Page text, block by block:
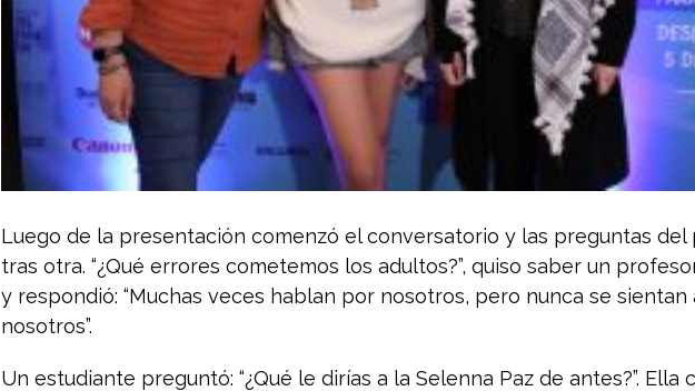
Luego de la presentación comenzó el conversatorio y las preguntas
tras otra. “¿Qué errores cometemos los adultos?”, quiso saber un
y respondió: “Muchas veces hablan por nosotros, pero nunca se sientan
nosotros”.
Un estudiante preguntó: “¿Qué le dirías a la Selenna Paz de antes?”. Ella